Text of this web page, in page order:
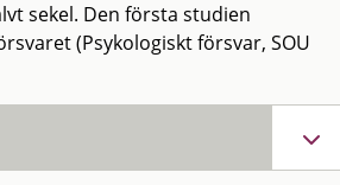
sekel. Den första studien
(Psykologiskt försvar, SOU